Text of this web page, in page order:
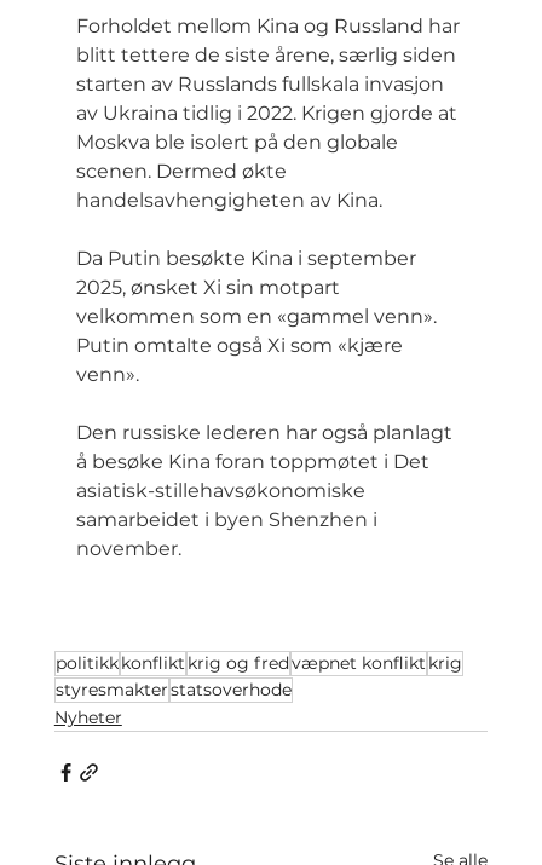
Forholdet mellom Kina og Russland har
blitt tettere de siste årene, særlig siden
starten av Russlands fullskala invasjon
av Ukraina tidlig i 2022. Krigen gjorde at
Moskva ble isolert på den globale
scenen. Dermed økte
handelsavhengigheten av Kina.
Da Putin besøkte Kina i september
2025, ønsket Xi sin motpart
velkommen som en «gammel venn».
Putin omtalte også Xi som «kjære
venn».
Den russiske lederen har også planlagt
å besøke Kina foran toppmøtet i Det
asiatisk-stillehavsøkonomiske
samarbeidet i byen Shenzhen i
november.
politikkkonflikt krig og fredvæpnet konflikt krig
styresmakterstatsoverhode
Nyheter
Se alle